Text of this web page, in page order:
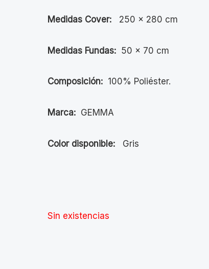
Medidas Cover: 250 x 280 cm
Medidas Fundas: 50 x 70 cm
Composición: 100% Poliéster.
Marca: GEMMA
Color disponible: Gris
Sin existencias